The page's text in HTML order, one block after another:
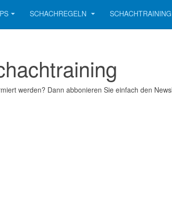
SCHACHREGELN SCHACHTRAINING
werden? Dann abbonieren Sie einfach den